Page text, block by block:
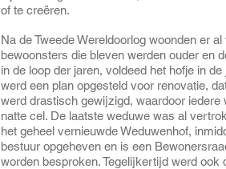
of te creëren.
Na de Tweede Wereldoorlog woonden er
bewoonsters die bleven werden ouder en
in de loop der jaren, voldeed het hofje in
werd een plan opgesteld voor renovatie,
werd drastisch gewijzigd, waardoor
natte cel. De laatste weduwe was al
het geheel vernieuwde Weduwenhof,
bestuur opgeheven en is een
worden besproken. Tegelijkertijd werd